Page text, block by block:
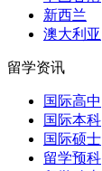
新西兰
澳大利亚
留学资讯
国际高中
国际本科
国际硕士
留学预科